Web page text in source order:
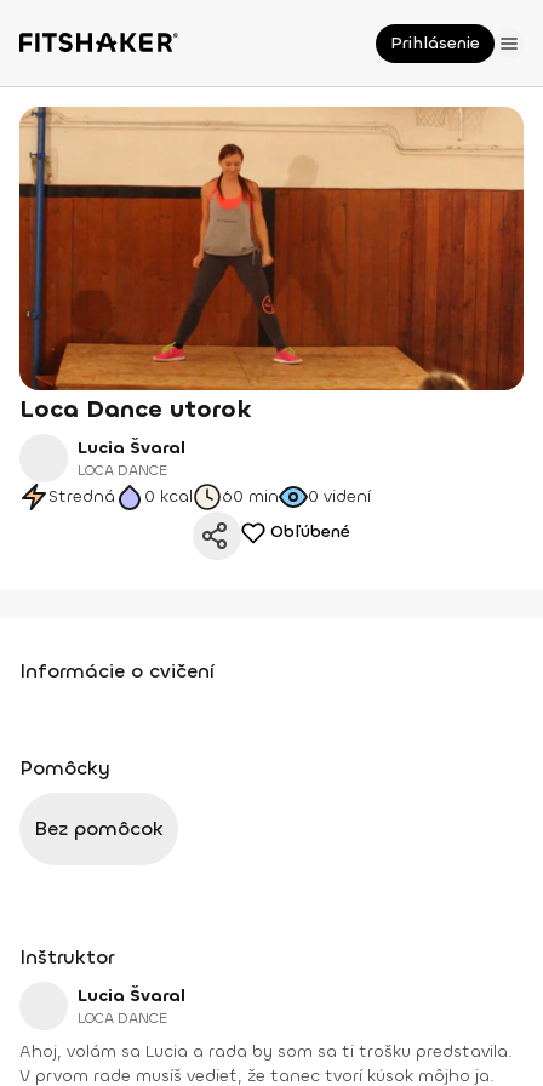
Prihlásenie
Loca Dance utorok
Lucia Švaral
LOCA DANCE
Stredná 0 kcal 60 min 0 videní
Obľúbené
Informácie o cvičení
Pomôcky
Bez pomôcok
Inštruktor
Lucia Švaral
LOCA DANCE
Ahoj, volám sa Lucia a rada by som sa ti trošku predstavila.
V prvom rade musíš vedieť, že tanec tvorí kúsok môjho ja.